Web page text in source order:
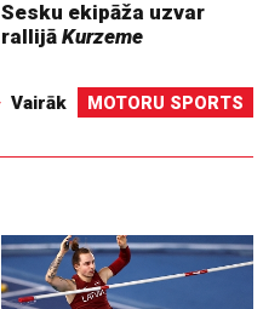
Sesku ekipāža uzvar
rallijāKurzeme
Vairāk MOTORU SPORTS